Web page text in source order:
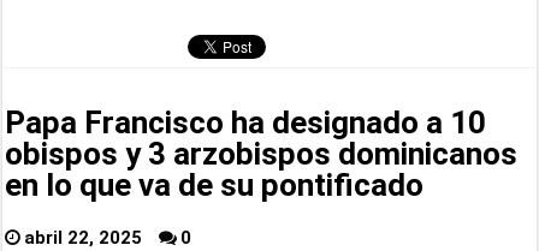
Papa Francisco ha designado a 10
obispos y 3 arzobispos dominicanos
en lo que va de su pontificado
abril 22, 2025 0